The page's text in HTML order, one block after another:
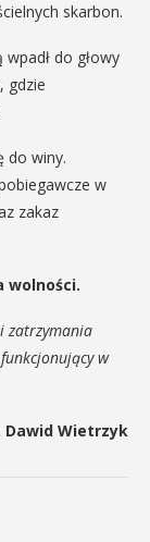
skarbon.
do głowy
gdzie
do winy.
w
zakaz
wolności.
zatrzymania
w
Dawid Wietrzyk